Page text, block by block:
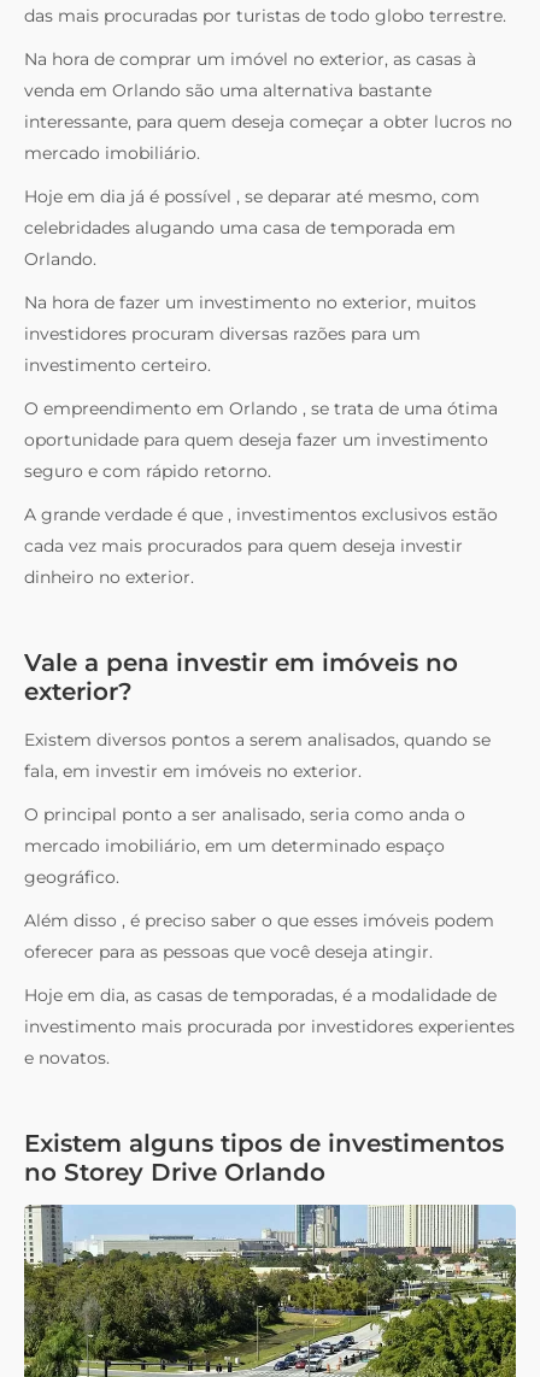
das mais procuradas por turistas de todo globo terrestre.
Na hora de comprar um imóvel no exterior, as casas à
venda em Orlando são uma alternativa bastante
interessante, para quem deseja começar a obter lucros no
mercado imobiliário.
Hoje em dia já é possível , se deparar até mesmo, com
celebridades alugando uma casa de temporada em
Orlando.
Na hora de fazer um investimento no exterior, muitos
investidores procuram diversas razões para um
investimento certeiro.
O empreendimento em Orlando , se trata de uma ótima
oportunidade para quem deseja fazer um investimento
seguro e com rápido retorno.
A grande verdade é que , investimentos exclusivos estão
cada vez mais procurados para quem deseja investir
dinheiro no exterior.
Vale a pena investir em imóveis no
exterior?
Existem diversos pontos a serem analisados, quando se
fala, em investir em imóveis no exterior.
O principal ponto a ser analisado, seria como anda o
mercado imobiliário, em um determinado espaço
geográfico.
Além disso , é preciso saber o que esses imóveis podem
oferecer para as pessoas que você deseja atingir.
Hoje em dia, as casas de temporadas, é a modalidade de
investimento mais procurada por investidores experientes
e novatos.
Existem alguns tipos de investimentos
no Storey Drive Orlando